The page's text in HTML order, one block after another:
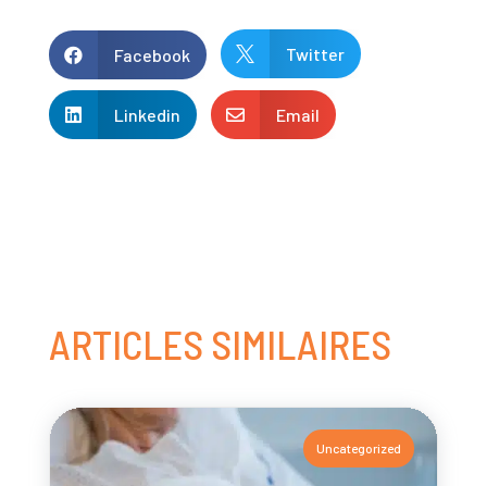
 Facebook  Twitter
 Linkedin  Email
ARTICLES SIMILAIRES
Uncategorized